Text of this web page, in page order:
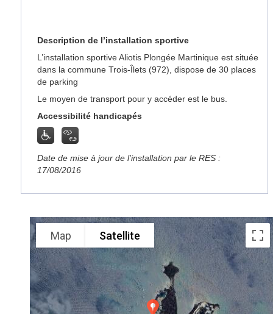
Description de l’installation sportive
L’installation sportive Aliotis Plongée Martinique est située
dans la commune Trois-Îlets (972), dispose de 30 places
de parking
Le moyen de transport pour y accéder est le bus.
Accessibilité handicapés
Date de mise à jour de l’installation par le RES :
17/08/2016
Map Satellite